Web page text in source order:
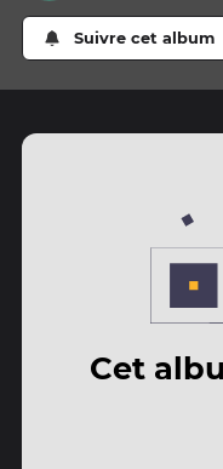
Suivre cet album
Cet